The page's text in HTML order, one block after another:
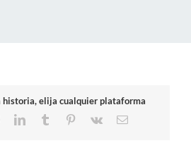
historia, elija cualquier plataforma
LinkedInTumblr Pinterest
Vk
Correo